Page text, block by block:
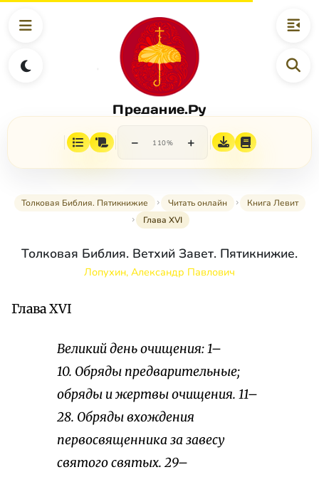
Предание.Ру
− 110% +
Толковая Библия. Пятикнижие Читать онлайн
Книга Левит
Глава XVI
Толковая Библия. Ветхий Завет. Пятикнижие.
Лопухин, Александр Павлович
Глава XVI
Великий день очищения: 1–
10. Обряды предварительные;
обряды и жертвы очищения. 11–
28. Обряды вхождения
первосвященника за завесу
святого святых. 29–